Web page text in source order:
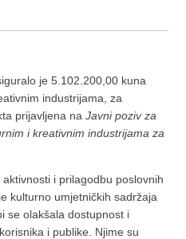
je 5.102.200,00 kuna
industrijama, za
prijavljena naJavni poziv za
i kreativnim industrijama za
i prilagodbu poslovnih
kulturno umjetničkih sadržaja
se olakšala dostupnost i
i publike. Njime su